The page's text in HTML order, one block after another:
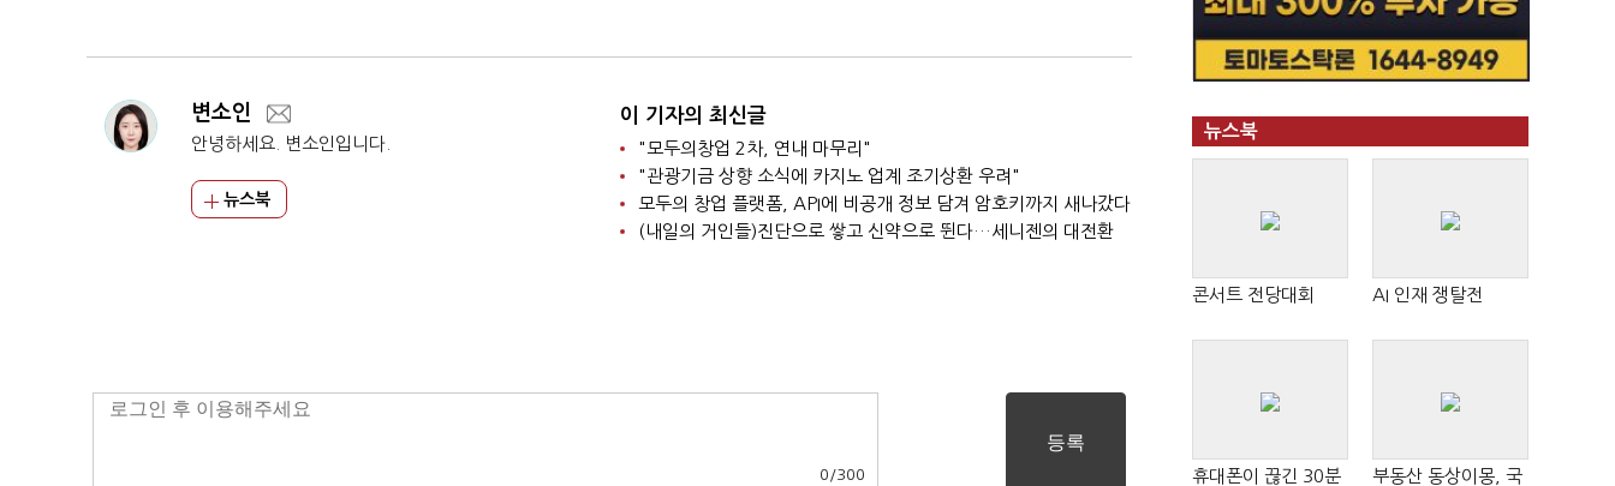
변소인
안녕하세요. 변소인입니다.
뉴스북
이 기자의 최신글
"모두의창업 2차, 연내 마무리"
"관광기금 상향 소식에 카지노 업계 조기상환 우려"
모두의 창업 플랫폼, API에 비공개 정보 담겨 암호키까지 새나갔다
(내일의 거인들)진단으로 쌓고 신약으로 뛴다…세니젠의 대전환
0 /300
뉴스북
콘서트 전당대회 AI 인재 쟁탈전
휴대폰이 끊긴 30분
부동산 동상이몽, 국